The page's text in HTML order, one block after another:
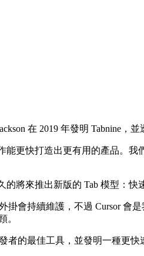
在 2019 年發明 Tabnine
更快打造出更有用的產品。
將來推出新版的 Tab 模型：快
會持續維護，不過 Cursor 會
。
者的最佳工具，並發明一種更